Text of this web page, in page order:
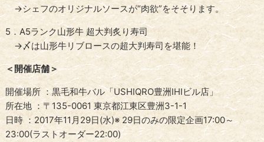
→シェフのオリジナルソースが“肉欲”をそそります。
5．A5ランク山形牛 超大判炙り寿司
→〆は山形牛リブロースの超大判寿司を堪能！
＜開催店舗＞
開催場所 ：黒毛和牛バル「USHIQRO豊洲IHIビル店」
所在地 ：〒135-0061 東京都江東区豊洲3-1-1
日時 ：2017年11月29日(水)※ 29日のみの限定企画17:00～
23:00(ラストオーダー22:00)